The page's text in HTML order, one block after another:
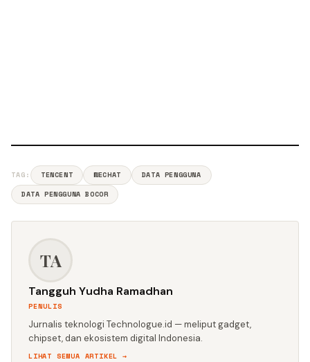
TAG: TENCENT WECHAT
DATA PENGGUNA
DATA PENGGUNA BOCOR
TA
Tangguh Yudha Ramadhan
PENULIS
Jurnalis teknologi Technologue.id — meliput gadget,
chipset, dan ekosistem digital Indonesia.
LIHAT SEMUA ARTIKEL →